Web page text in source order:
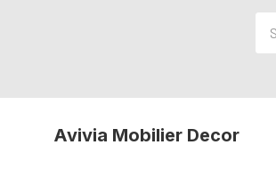
de
Avivia Mobilier Decor